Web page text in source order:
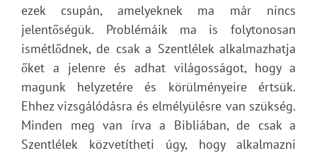
ezek csupán, amelyeknek ma már nincs
jelentőségük. Problémáik ma is folytonosan
ismétlődnek, de csak a Szentlélek alkalmazhatja
őket a jelenre és adhat világosságot, hogy a
magunk helyzetére és körülményeire értsük.
Ehhez vizsgálódásra és elmélyülésre van szükség.
Minden meg van írva a Bibliában, de csak a
Szentlélek közvetítheti úgy, hogy alkalmazni